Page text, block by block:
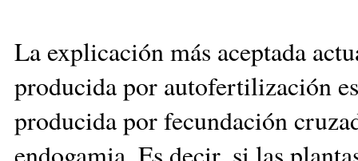
La explicación más aceptada
producida por autofertilización
producida por fecundación
endogamia. Es decir, si las